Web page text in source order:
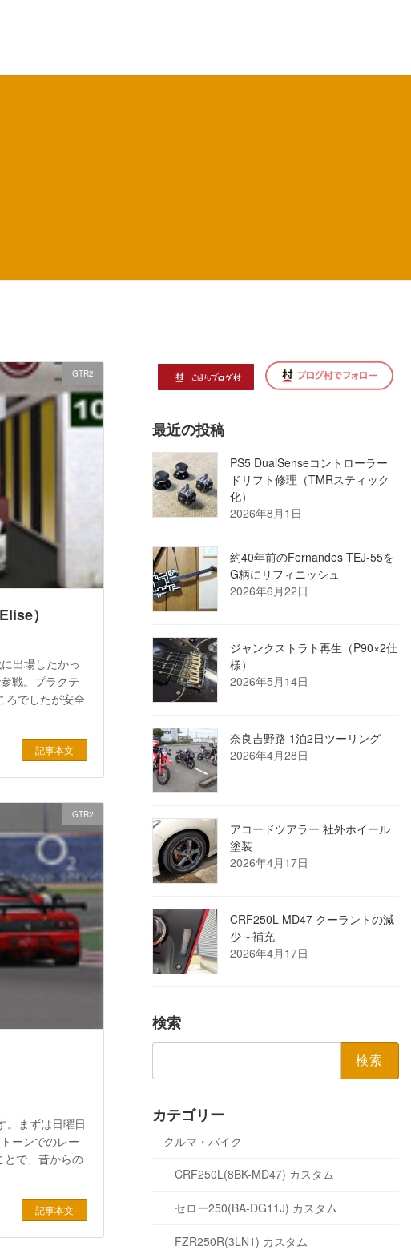
GTR2
）
出場したかっ
戦。プラクテ
ろでしたが安全
記事本文
GTR2
。まずは日曜日
ーンでのレー
とで、昔からの
記事本文
最近の投稿
PS5 DualSenseコントローラー
ドリフト修理（TMRスティック
化）
2026年8月1日
約40年前のFernandes TEJ-55を
G柄にリフィニッシュ
2026年6月22日
ジャンクストラト再生（P90×2仕
様）
2026年5月14日
奈良吉野路 1泊2日ツーリング
2026年4月28日
アコードツアラー 社外ホイール
塗装
2026年4月17日
CRF250L MD47 クーラントの減
少～補充
2026年4月17日
検索
カテゴリー
クルマ・バイク
CRF250L(8BK-MD47) カスタム
セロー250(BA-DG11J) カスタム
FZR250R(3LN1) カスタム